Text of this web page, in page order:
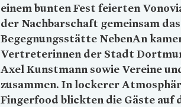
einem bunten Fest feierten
der Nachbarschaft gemeinsam
Begegnungsstätte NebenAn
Vertreterinnen der Stadt
Axel Kunstmann sowie Vereine
zusammen. In lockerer
Fingerfood blickten die Gäste auf